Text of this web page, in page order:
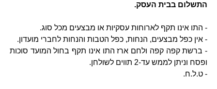
התשלום בבית העסק.
- התו אינו תקף לארוחות עסקיות או מבצעים מכל סוג.
- אין כפל מבצעים, הנחות, כפל הטבות והנחות לחברי מועדון.
- ברשת קפה קפה ולחם ארז התו אינו תקף בחול המועד סוכות
ופסח וניתן לממש עד-2 תווים לשולחן.
- ט.ל.ח.